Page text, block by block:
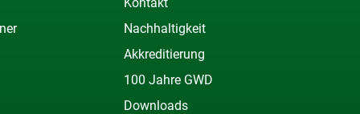
Nachhaltigkeit
Akkreditierung
100 Jahre GWD
Downloads